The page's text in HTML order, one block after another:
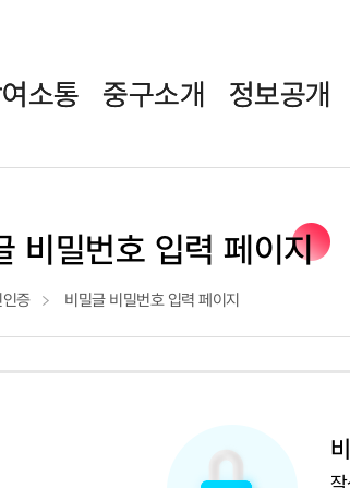
소통 중구소개 정보공개
비밀번호 입력 페이지
증 비밀글 비밀번호 입력 페이지